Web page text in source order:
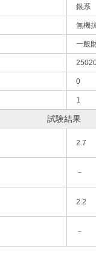
銀系
無機
一般
0
1
試験結果
2.7
－
2.2
－